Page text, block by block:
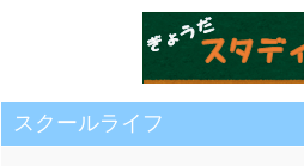
スクールライフ